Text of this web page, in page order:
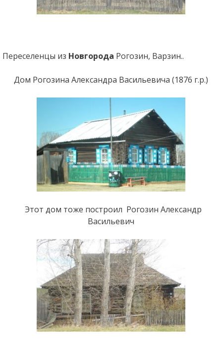
Переселенцы из Новгорода Рогозин, Варзин..
Дом Рогозина Александра Васильевича (1876 г.р.)
Этот дом тоже построил Рогозин Александр
Васильевич